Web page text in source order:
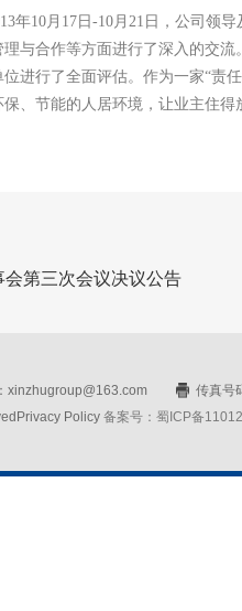
年10月17日-10月 21 日，公司领
与合作等方面进行了深入的交流。
进行了全面评估。作为一家“
、节能的人居环境，让业主住得
第三次会议决议公告
xinzhugroup@163.com
传真号
Policy 备案号：蜀ICP备